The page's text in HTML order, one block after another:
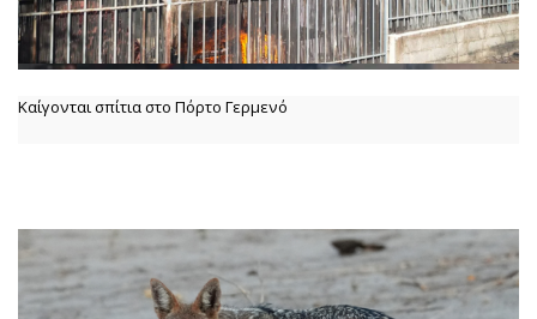
Καίγονται σπίτια στο Πόρτο Γερμενό